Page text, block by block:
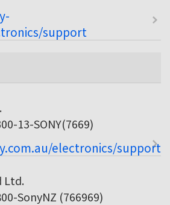
support
13-SONY(7669)
electronics/support
Ltd.
SonyNZ (766969)